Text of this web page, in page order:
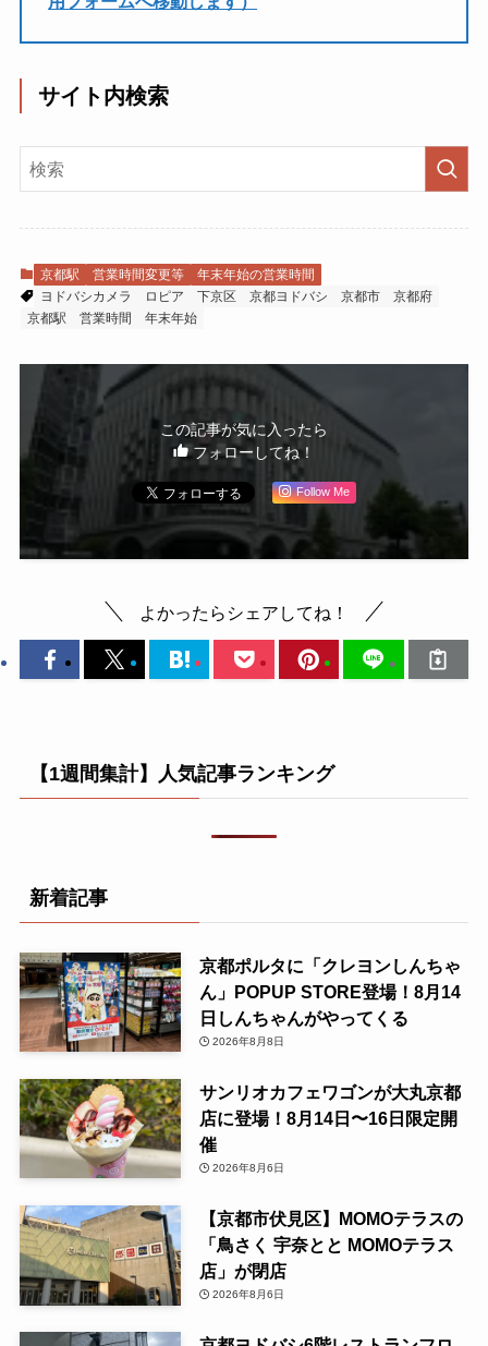
サイト内検索
京都駅 営業時間変更等
年末年始の営業時間
ヨドバシカメラ
ロピア 下京区 京都ヨドバシ 京都市
京都府
京都駅
営業時間 年末年始
この記事が気に入ったら
フォローしてね！
Follow Me
よかったらシェアしてね！
【1週間集計】人気記事ランキング
新着記事
京都ポルタに「クレヨンしんちゃ
ん」POPUP STORE登場！8月14
日しんちゃんがやってくる
2026年8月8日
サンリオカフェワゴンが大丸京都
店に登場！8月14日〜16日限定開
催
2026年8月6日
【京都市伏見区】MOMOテラスの
「鳥さく 宇奈とと MOMOテラス
店」が閉店
2026年8月6日